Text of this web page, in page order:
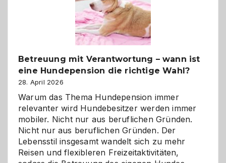
Betreuung mit Verantwortung – wann ist
eine Hundepension die richtige Wahl?
28. April 2026
Warum das Thema Hundepension immer
relevanter wird Hundebesitzer werden immer
mobiler. Nicht nur aus beruflichen Gründen.
Nicht nur aus beruflichen Gründen. Der
Lebensstil insgesamt wandelt sich zu mehr
Reisen und flexibleren Freizeitaktivitäten,